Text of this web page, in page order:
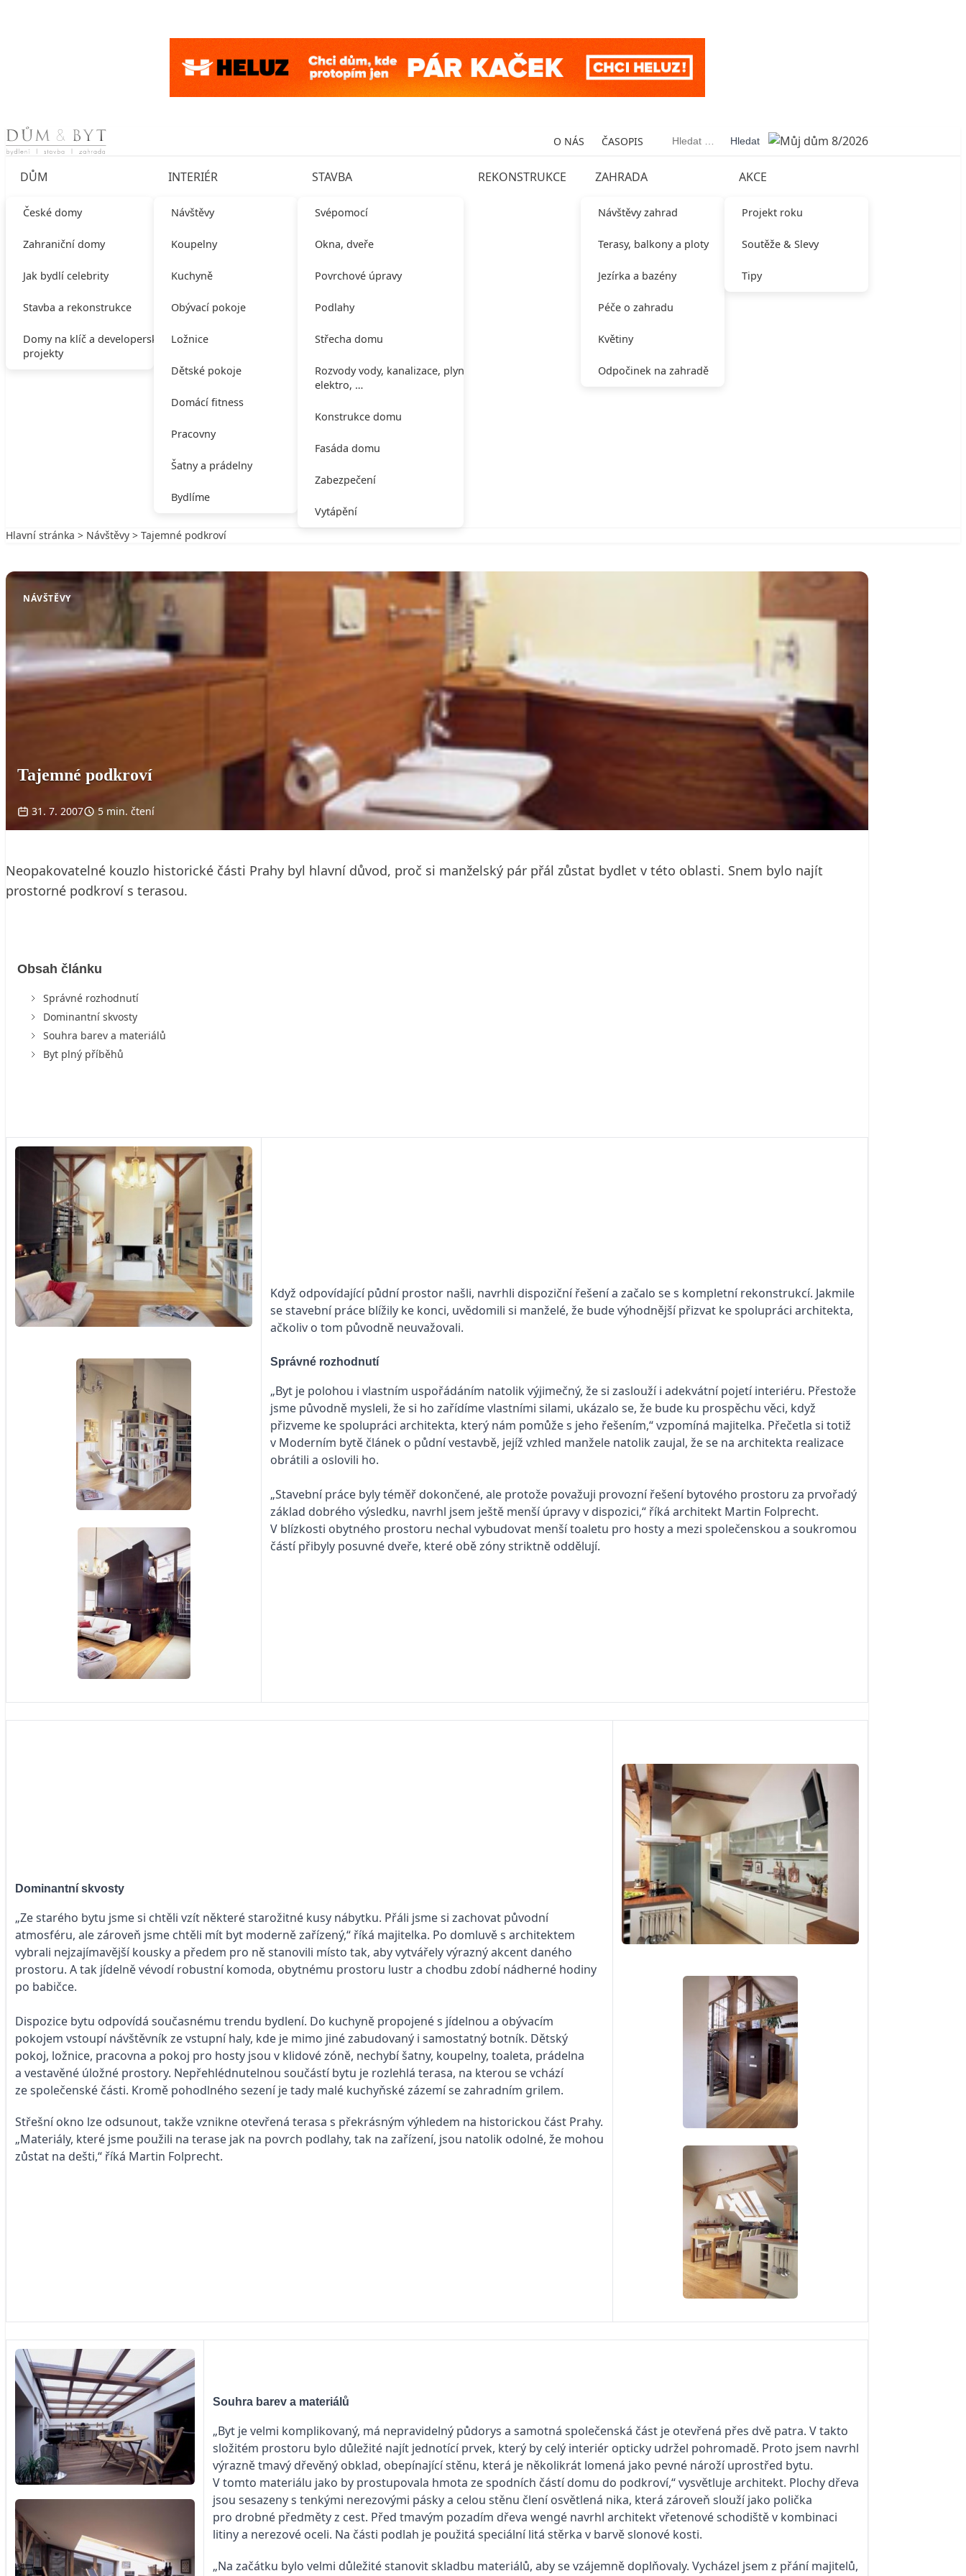
Skip to content O NÁS ČASOPIS Vyhledávání
DŮM
České domy
Zahraniční domy
Jak bydlí celebrity
Stavba a rekonstrukce
Domy na klíč a developerské
projekty
INTERIÉR
Návštěvy
Koupelny
Kuchyně
Obývací pokoje
Ložnice
Dětské pokoje
Domácí fitness
Pracovny
Šatny a prádelny
Bydlíme
STAVBA
Svépomocí
Okna, dveře
Povrchové úpravy
Podlahy
Střecha domu
Rozvody vody, kanalizace, plynu,
elektro, …
Konstrukce domu
Fasáda domu
Zabezpečení
Vytápění
REKONSTRUKCE ZAHRADA
Návštěvy zahrad
Terasy, balkony a ploty
Jezírka a bazény
Péče o zahradu
Květiny
Odpočinek na zahradě
AKCE
Projekt roku
Soutěže & Slevy
Tipy
Hlavní stránka > Návštěvy > Tajemné podkroví
NÁVŠTĚVY
Tajemné podkroví
31. 7. 2007 5 min. čtení
Neopakovatelné kouzlo historické části Prahy byl hlavní důvod, proč si manželský pár přál zůstat bydlet v této oblasti. Snem bylo najít
prostorné podkroví s terasou.
Obsah článku
Správné rozhodnutí
Dominantní skvosty
Souhra barev a materiálů
Byt plný příběhů
Když odpovídající půdní prostor našli, navrhli dispoziční řešení a začalo se s kompletní rekonstrukcí. Jakmile
se stavební práce blížily ke konci, uvědomili si manželé, že bude výhodnější přizvat ke spolupráci architekta,
ačkoliv o tom původně neuvažovali.
Správné rozhodnutí
„Byt je polohou i vlastním uspořádáním natolik výjimečný, že si zaslouží i adekvátní pojetí interiéru. Přestože
jsme původně mysleli, že si ho zařídíme vlastními silami, ukázalo se, že bude ku prospěchu věci, když
přizveme ke spolupráci architekta, který nám pomůže s jeho řešením,“ vzpomíná majitelka. Přečetla si totiž
v Moderním bytě článek o půdní vestavbě, jejíž vzhled manžele natolik zaujal, že se na architekta realizace
obrátili a oslovili ho.
„Stavební práce byly téměř dokončené, ale protože považuji provozní řešení bytového prostoru za prvořadý
základ dobrého výsledku, navrhl jsem ještě menší úpravy v dispozici,“ říká architekt Martin Folprecht.
V blízkosti obytného prostoru nechal vybudovat menší toaletu pro hosty a mezi společenskou a soukromou
částí přibyly posuvné dveře, které obě zóny striktně oddělují.
Dominantní skvosty
„Ze starého bytu jsme si chtěli vzít některé starožitné kusy nábytku. Přáli jsme si zachovat původní
atmosféru, ale zároveň jsme chtěli mít byt moderně zařízený,“ říká majitelka. Po domluvě s architektem
vybrali nejzajímavější kousky a předem pro ně stanovili místo tak, aby vytvářely výrazný akcent daného
prostoru. A tak jídelně vévodí robustní komoda, obytnému prostoru lustr a chodbu zdobí nádherné hodiny
po babičce.
Dispozice bytu odpovídá současnému trendu bydlení. Do kuchyně propojené s jídelnou a obývacím
pokojem vstoupí návštěvník ze vstupní haly, kde je mimo jiné zabudovaný i samostatný botník. Dětský
pokoj, ložnice, pracovna a pokoj pro hosty jsou v klidové zóně, nechybí šatny, koupelny, toaleta, prádelna
a vestavěné úložné prostory. Nepřehlédnutelnou součástí bytu je rozlehlá terasa, na kterou se vchází
ze společenské části. Kromě pohodlného sezení je tady malé kuchyňské zázemí se zahradním grilem.
Střešní okno lze odsunout, takže vznikne otevřená terasa s překrásným výhledem na historickou část Prahy.
„Materiály, které jsme použili na terase jak na povrch podlahy, tak na zařízení, jsou natolik odolné, že mohou
zůstat na dešti,“ říká Martin Folprecht.
Souhra barev a materiálů
„Byt je velmi komplikovaný, má nepravidelný půdorys a samotná společenská část je otevřená přes dvě patra. V takto
složitém prostoru bylo důležité najít jednotící prvek, který by celý interiér opticky udržel pohromadě. Proto jsem navrhl
výrazně tmavý dřevěný obklad, obepínající stěnu, která je několikrát lomená jako pevné nároží uprostřed bytu.
V tomto materiálu jako by prostupovala hmota ze spodních částí domu do podkroví,“ vysvětluje architekt. Plochy dřeva
jsou sesazeny s tenkými nerezovými pásky a celou stěnu člení osvětlená nika, která zároveň slouží jako polička
pro drobné předměty z cest. Před tmavým pozadím dřeva wengé navrhl architekt vřetenové schodiště v kombinaci
litiny a nerezové oceli. Na části podlah je použitá speciální litá stěrka v barvě slonové kosti.
„Na začátku bylo velmi důležité stanovit skladbu materiálů, aby se vzájemně doplňovaly. Vycházel jsem z přání majitelů,